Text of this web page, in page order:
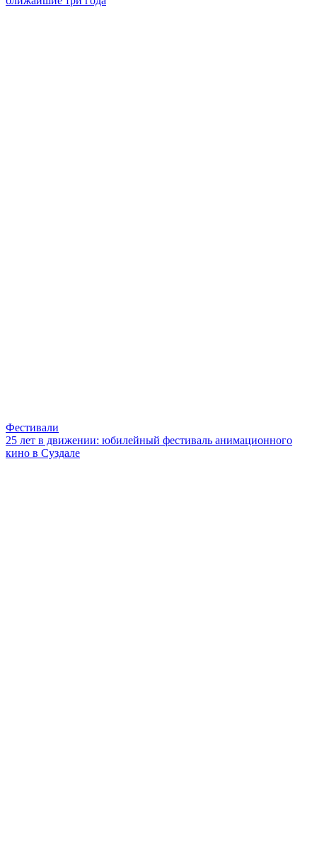
Фестивали
25 лет в движении: юбилейный фестиваль анимационного
кино в Суздале